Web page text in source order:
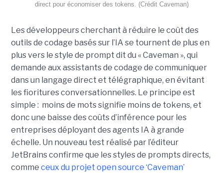
direct pour économiser des tokens. (Crédit Caveman)
Les développeurs cherchant à réduire le coût des
outils de codage basés sur l’IA se tournent de plus en
plus vers le style de prompt dit du « Caveman », qui
demande aux assistants de codage de communiquer
dans un langage direct et télégraphique, en évitant
les fioritures conversationnelles. Le principe est
simple : moins de mots signifie moins de tokens, et
donc une baisse des coûts d’inférence pour les
entreprises déployant des agents IA à grande
échelle. Un nouveau test réalisé par l’éditeur
JetBrains confirme que les styles de prompts directs,
comme ceux du projet open source ‘Caveman’